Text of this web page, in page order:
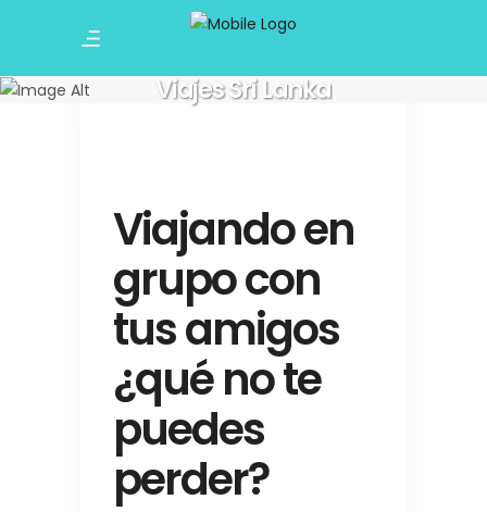
Viajes Sri Lanka
Viajando en
grupo con
tus amigos
¿qué no te
puedes
perder?